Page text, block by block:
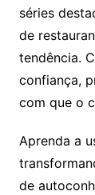
séries
de
tendência.
confiança,
com que o
Aprenda a
de